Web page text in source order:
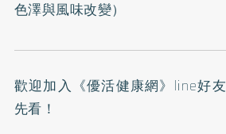
色澤與風味改變）
歡迎加入 《優活健康網》line好友
先看！